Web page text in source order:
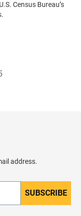
Census Bureau’s
address.
SUBSCRIBE